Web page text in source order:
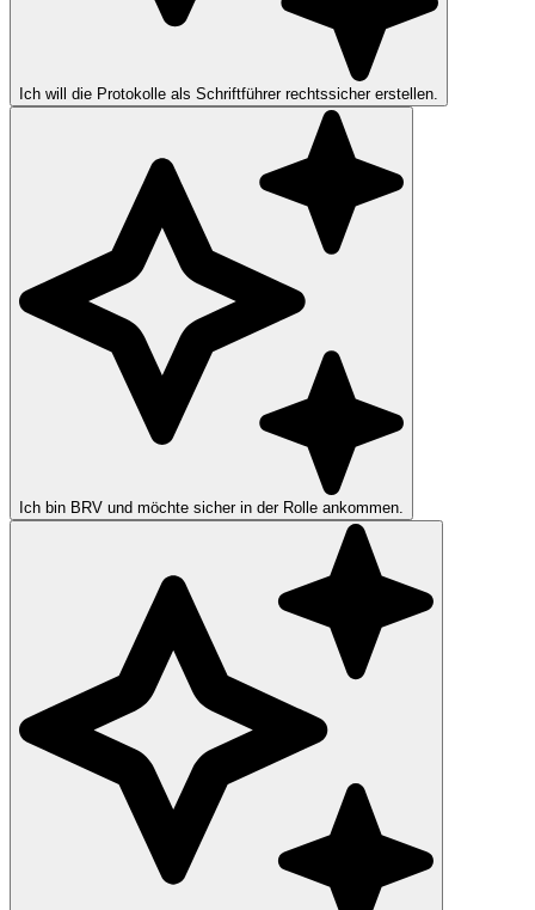
Ich will die Protokolle als Schriftführer rechtssicher erstellen.
Ich bin BRV und möchte sicher in der Rolle ankommen.